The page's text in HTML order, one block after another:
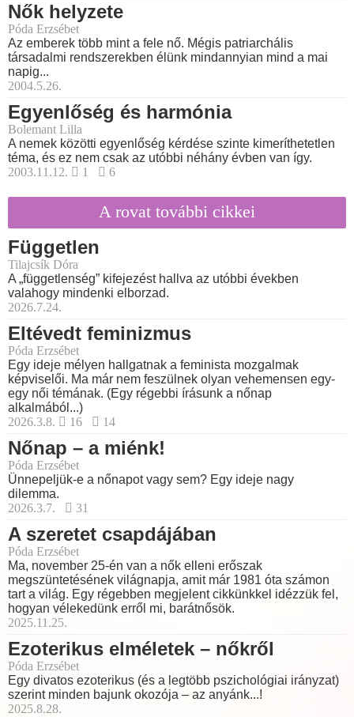
Nők helyzete
Póda Erzsébet
Az emberek több mint a fele nő. Mégis patriarchális
társadalmi rendszerekben élünk mindannyian mind a mai
napig...
2004.5.26.
Egyenlőség és harmónia
Bolemant Lilla
A nemek közötti egyenlőség kérdése szinte kimeríthetetlen
téma, és ez nem csak az utóbbi néhány évben van így.
2003.11.12.
1 6
A rovat további cikkei
Független
Tilajcsík Dóra
A „függetlenség” kifejezést hallva az utóbbi években
valahogy mindenki elborzad.
2026.7.24.
Eltévedt feminizmus
Póda Erzsébet
Egy ideje mélyen hallgatnak a feminista mozgalmak
képviselői. Ma már nem feszülnek olyan vehemensen egy-
egy női témának. (Egy régebbi írásunk a nőnap
alkalmából...)
2026.3.8.
16 14
Nőnap – a miénk!
Póda Erzsébet
Ünnepeljük-e a nőnapot vagy sem? Egy ideje nagy
dilemma.
2026.3.7.
31
A szeretet csapdájában
Póda Erzsébet
Ma, november 25-én van a nők elleni erőszak
megszüntetésének világnapja, amit már 1981 óta számon
tart a világ. Egy régebben megjelent cikkünkkel idézzük fel,
hogyan vélekedünk erről mi, barátnősök.
2025.11.25.
Ezoterikus elméletek – nőkről
Póda Erzsébet
Egy divatos ezoterikus (és a legtöbb pszichológiai irányzat)
szerint minden bajunk okozója – az anyánk...!
2025.8.28.